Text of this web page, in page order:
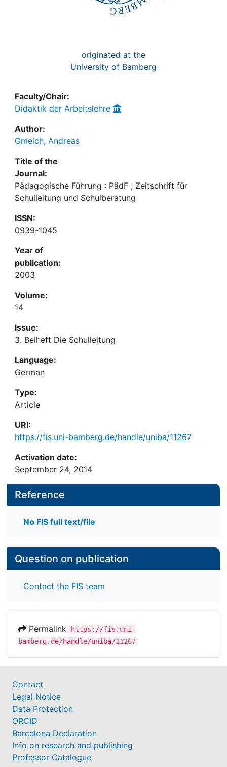
originated at the
University of Bamberg
Faculty/Chair:
Didaktik der Arbeitslehre
Author:
Gmelch, Andreas
Title of the
Journal:
Pädagogische Führung : PädF ; Zeitschrift für
Schulleitung und Schulberatung
ISSN:
0939-1045
Year of
publication:
2003
Volume:
14
Issue:
3. Beiheft Die Schulleitung
Language:
German
Type:
Article
URI:
https://fis.uni-bamberg.de/handle/uniba/11267
Activation date:
September 24, 2014
Reference
No FIS full text/file
Question on publication
Contact the FIS team
Permalink
https://fis.uni-
bamberg.de/handle/uniba/11267
Contact
Legal Notice
Data Protection
ORCID
Barcelona Declaration
Info on research and publishing
Professor Catalogue